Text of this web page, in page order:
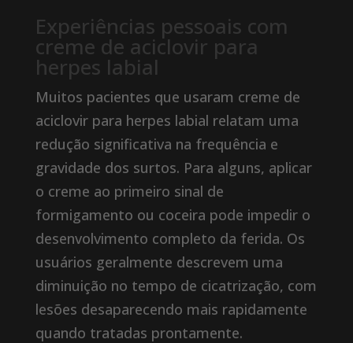
Experiências pessoais com
creme de aciclovir para
herpes labial
Muitos pacientes que usaram creme de
aciclovir para herpes labial relatam uma
redução significativa na frequência e
gravidade dos surtos. Para alguns, aplicar
o creme ao primeiro sinal de
formigamento ou coceira pode impedir o
desenvolvimento completo da ferida. Os
usuários geralmente descrevem uma
diminuição no tempo de cicatrização, com
lesões desaparecendo mais rapidamente
quando tratadas prontamente.